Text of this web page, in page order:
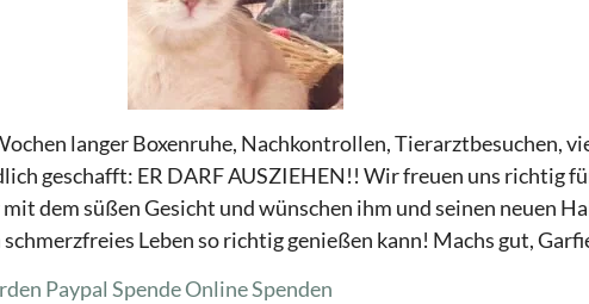
langer Boxenruhe, Nachkontrollen, Tierarztbesuchen,
geschafft: ER DARF AUSZIEHEN!! Wir freuen uns richtig
dem süßen Gesicht und wünschen ihm und seinen neuen
schmerzfreies Leben so richtig genießen kann! Machs gut,
Paypal SpendeOnline Spenden